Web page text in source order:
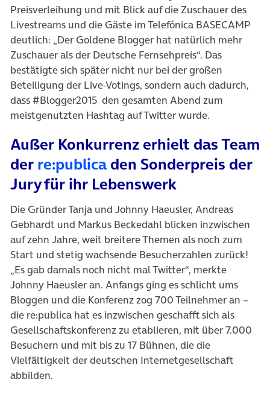
Preisverleihung und mit Blick auf die Zuschauer des
Livestreams und die Gäste im Telefónica BASECAMP
deutlich: „Der Goldene Blogger hat natürlich mehr
Zuschauer als der Deutsche Fernsehpreis“. Das
bestätigte sich später nicht nur bei der großen
Beteiligung der Live-Votings, sondern auch dadurch,
dass #Blogger2015 den gesamten Abend zum
meistgenutzten Hashtag auf Twitter wurde.
Außer Konkurrenz erhielt das Team
derre:publicaden Sonderpreis der
Jury für ihr Lebenswerk
Die Gründer Tanja und Johnny Haeusler, Andreas
Gebhardt und Markus Beckedahl blicken inzwischen
auf zehn Jahre, weit breitere Themen als noch zum
Start und stetig wachsende Besucherzahlen zurück!
„Es gab damals noch nicht mal Twitter“, merkte
Johnny Haeusler an. Anfangs ging es schlicht ums
Bloggen und die Konferenz zog 700 Teilnehmer an –
die re:publica hat es inzwischen geschafft sich als
Gesellschaftskonferenz zu etablieren, mit über 7.000
Besuchern und mit bis zu 17 Bühnen, die die
Vielfältigkeit der deutschen Internetgesellschaft
abbilden.